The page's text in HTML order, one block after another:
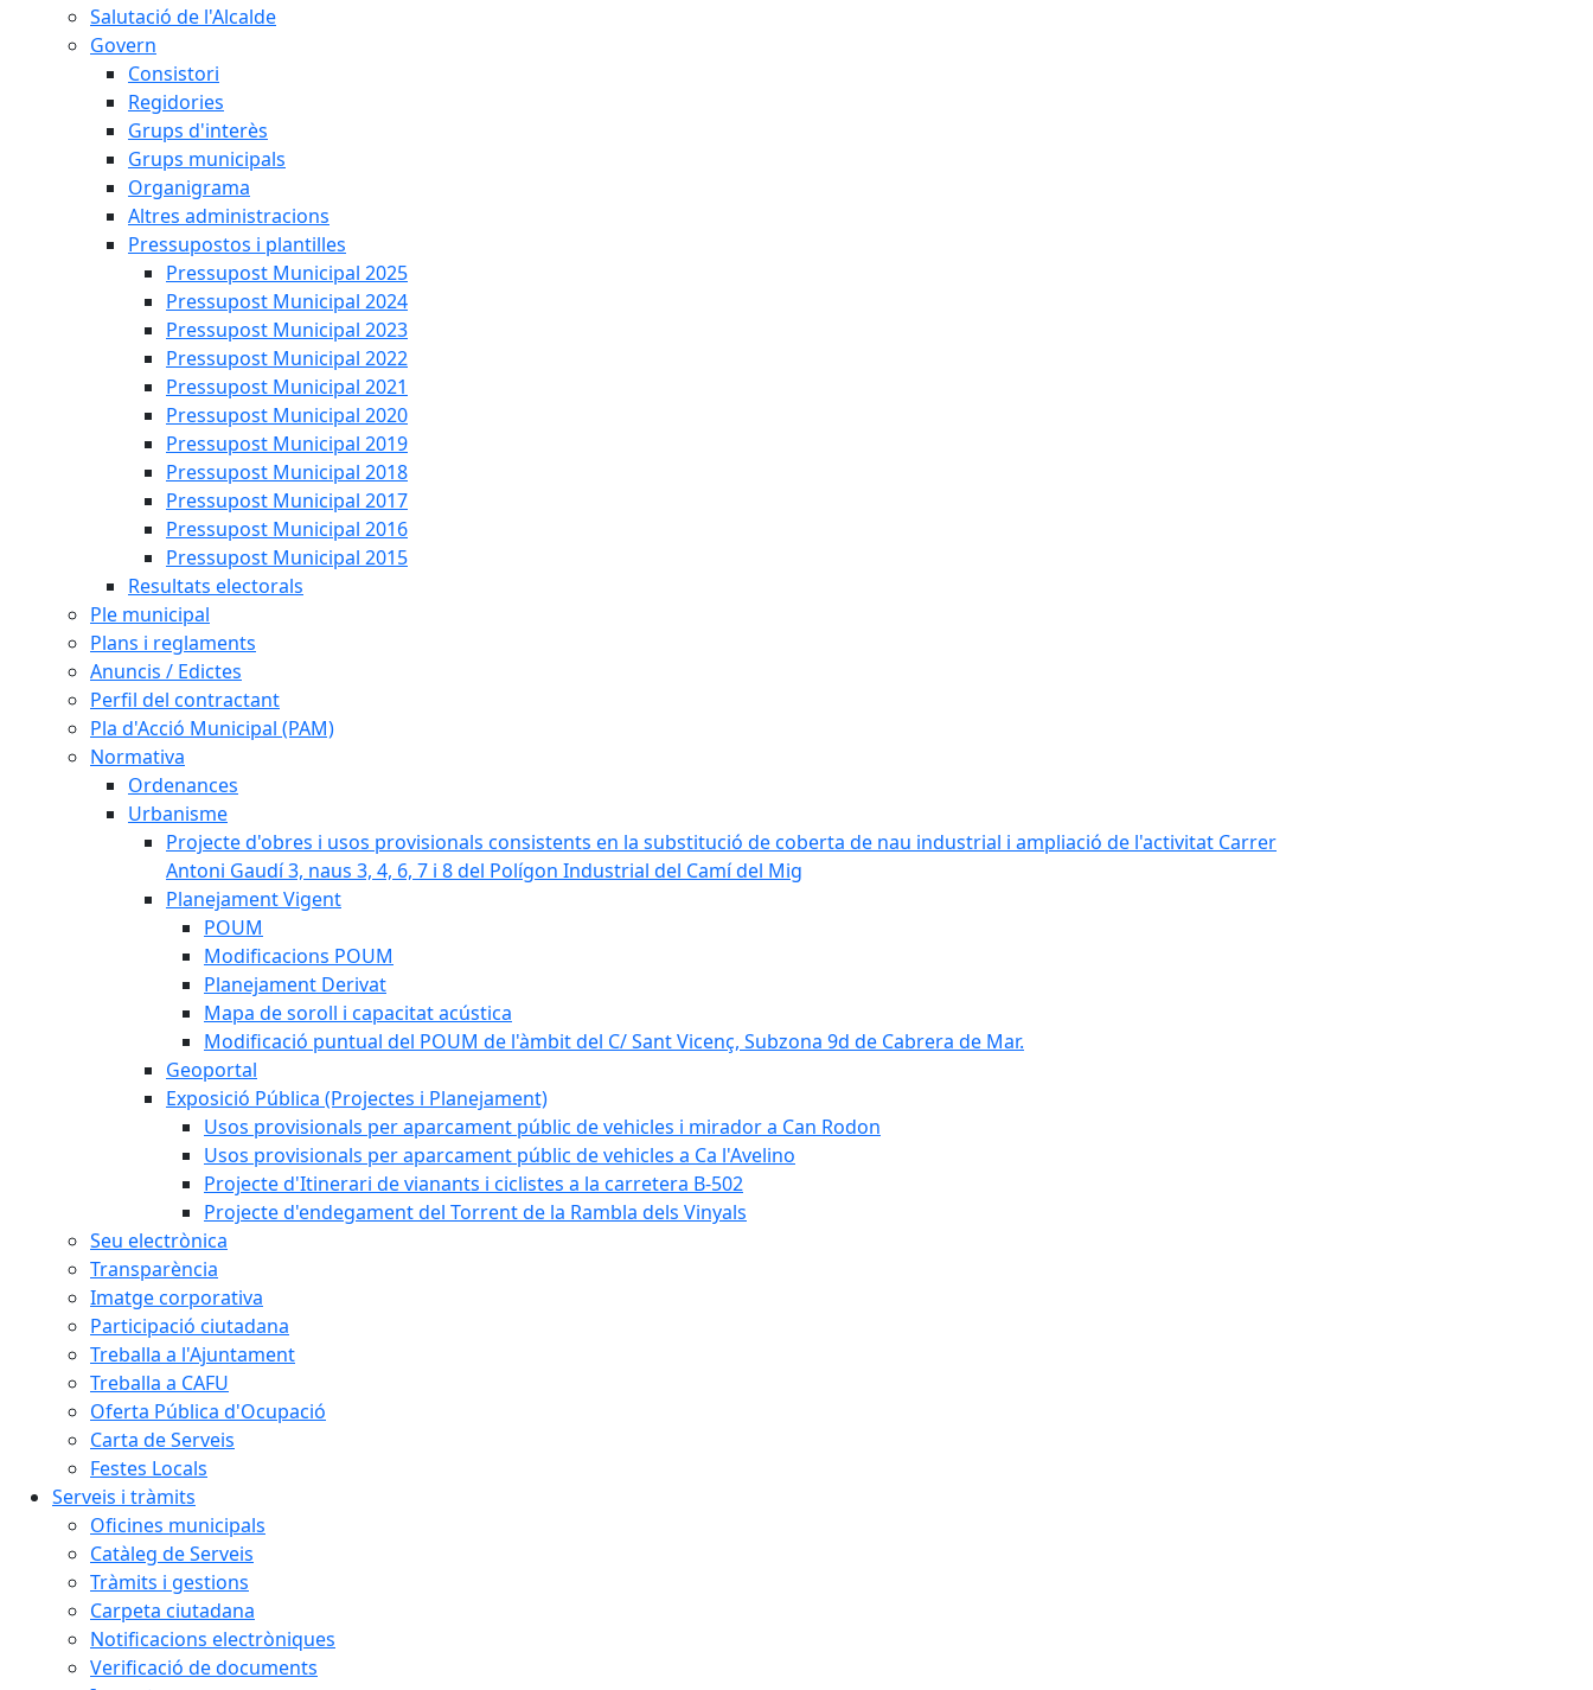
Salutació de l'Alcalde
Govern
Consistori
Regidories
Grups d'interès
Grups municipals
Organigrama
Altres administracions
Pressupostos i plantilles
Pressupost Municipal 2025
Pressupost Municipal 2024
Pressupost Municipal 2023
Pressupost Municipal 2022
Pressupost Municipal 2021
Pressupost Municipal 2020
Pressupost Municipal 2019
Pressupost Municipal 2018
Pressupost Municipal 2017
Pressupost Municipal 2016
Pressupost Municipal 2015
Resultats electorals
Ple municipal
Plans i reglaments
Anuncis / Edictes
Perfil del contractant
Pla d'Acció Municipal (PAM)
Normativa
Ordenances
Urbanisme
Projecte d'obres i usos provisionals consistents en la substitució de coberta de nau industrial i ampliació de l'activitat Carrer
Antoni Gaudí 3, naus 3, 4, 6, 7 i 8 del Polígon Industrial del Camí del Mig
Planejament Vigent
POUM
Modificacions POUM
Planejament Derivat
Mapa de soroll i capacitat acústica
Modificació puntual del POUM de l'àmbit del C/ Sant Vicenç, Subzona 9d de Cabrera de Mar.
Geoportal
Exposició Pública (Projectes i Planejament)
Usos provisionals per aparcament públic de vehicles i mirador a Can Rodon
Usos provisionals per aparcament públic de vehicles a Ca l'Avelino
Projecte d'Itinerari de vianants i ciclistes a la carretera B-502
Projecte d'endegament del Torrent de la Rambla dels Vinyals
Seu electrònica
Transparència
Imatge corporativa
Participació ciutadana
Treballa a l'Ajuntament
Treballa a CAFU
Oferta Pública d'Ocupació
Carta de Serveis
Festes Locals
Serveis i tràmits
Oficines municipals
Catàleg de Serveis
Tràmits i gestions
Carpeta ciutadana
Notificacions electròniques
Verificació de documents